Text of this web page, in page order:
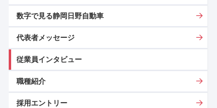
数字で見る静岡日野自動車
代表者メッセージ
従業員インタビュー
職種紹介
採用エントリー